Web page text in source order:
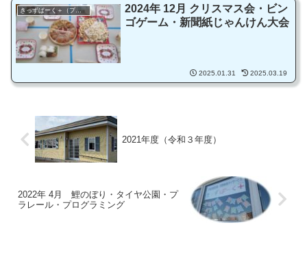
きっずぱーく＋（プラス）
2024年 12月 クリスマス会・ビン
ゴゲーム・新聞紙じゃんけん大会
2025.01.31 2025.03.19
2021年度（令和３年度）
2022年 4月 鯉のぼり・タイヤ公園・プ
ラレール・プログラミング